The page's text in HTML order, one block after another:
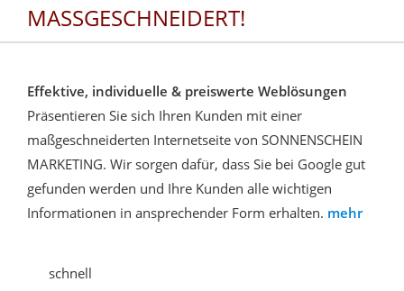
MASSGESCHNEIDERT!
Effektive, individuelle & preiswerte Weblösungen
Präsentieren Sie sich Ihren Kunden mit einer
maßgeschneiderten Internetseite von SONNENSCHEIN
MARKETING. Wir sorgen dafür, dass Sie bei Google gut
gefunden werden und Ihre Kunden alle wichtigen
Informationen in ansprechender Form erhalten. mehr
schnell